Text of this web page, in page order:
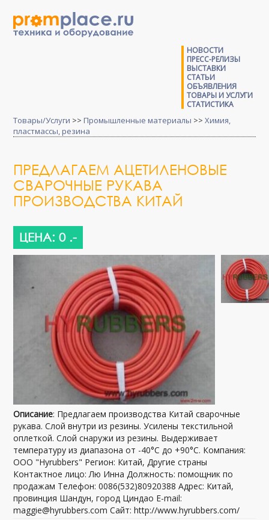
НОВОСТИ
ПРЕСС-РЕЛИЗЫ
ВЫСТАВКИ
СТАТЬИ
ОБЪЯВЛЕНИЯ
ТОВАРЫ И УСЛУГИ
СТАТИСТИКА
Товары/Услуги >> Промышленные материалы >>Химия,
пластмассы, резина
ПРЕДЛАГАЕМ АЦЕТИЛЕНОВЫЕ
СВАРОЧНЫЕ РУКАВА
ПРОИЗВОДСТВА КИТАЙ
ЦЕНА: 0 .-
Описание: Предлагаем производства Китай сварочные
рукава. Слой внутри из резины. Усилены текстильной
оплеткой. Слой снаружи из резины. Выдерживает
температуру из диапазона от -40°С до +90°С. Компания:
ООО "Hyrubbers" Регион: Китай, Другие страны
Контактное лицо: Лю Инна Должность: помощник по
продажам Телефон: 0086(532)80920388 Адрес: Китай,
провинция Шандун, город Циндао E-mail:
maggie@hyrubbers.com Сайт: http://www.hyrubbers.com/